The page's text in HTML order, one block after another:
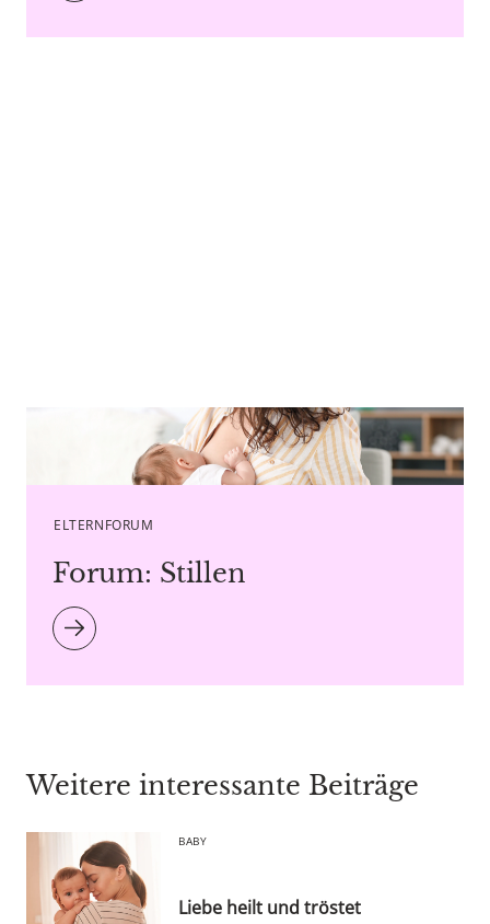
Caption Pixel-Shot - Copyright agency stock.adobe.com
ELTERNFORUM
Forum: Stillen
Weitere interessante Beiträge
BABY
Liebe heilt und tröstet